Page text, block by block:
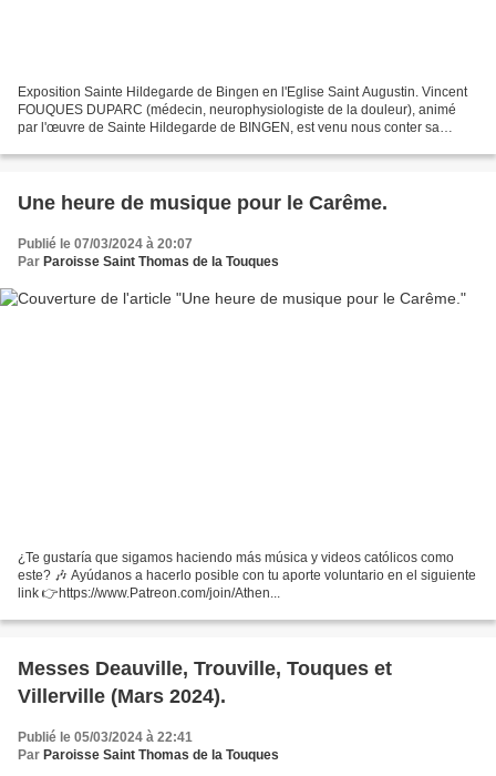
Exposition Sainte Hildegarde de Bingen en l'Eglise Saint Augustin. Vincent
FOUQUES DUPARC (médecin, neurophysiologiste de la douleur), animé
par l'œuvre de Sainte Hildegarde de BINGEN, est venu nous conter sa
Une heure de musique pour le Carême.
Publié le 07/03/2024 à 20:07
Par Paroisse Saint Thomas de la Touques
¿Te gustaría que sigamos haciendo más música y videos católicos como
este? 🎶 Ayúdanos a hacerlo posible con tu aporte voluntario en el siguiente
link 👉https://www.Patreon.com/join/Athen...
Messes Deauville, Trouville, Touques et
Villerville (Mars 2024).
Publié le 05/03/2024 à 22:41
Par Paroisse Saint Thomas de la Touques